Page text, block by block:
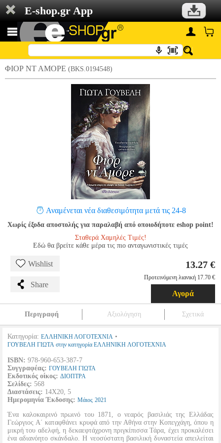
E-shop.gr App
ΦΙΟΡ ΝΤ ΑΜΟΡΕ (BKS.0194548)
Αναμένεται νέα διαθεσιμότητα μετά τις 24-8
Χωρίς έξοδα αποστολής για παραλαβή από οποιοδήποτε eshop point!
Σταθερά Χαμηλές Τιμές!
Εδώ θα βρείτε κάθε μέρα τις πιο ανταγωνιστικές τιμές
Wishlist
Share
13.27 €
Προτεινόμενη λιανική 17.70 €
Αγορά
Περιγραφή Αξιολόγηση Σχετικά
Κατηγορία: ΕΛΛΗΝΙΚΗ ΛΟΓΟΤΕΧΝΙΑ •
ΓΟΥΒΕΛΗ ΓΙΩΤΑ στην κατηγορία ΕΛΛΗΝΙΚΗ ΛΟΓΟΤΕΧΝΙΑ
ISBN: 978-960-653-387-7
Συγγραφέας: ΓΟΥΒΕΛΗ ΓΙΩΤΑ
Εκδοτικός οίκος: ΔΙΟΠΤΡΑ
Σελίδες: 568
Διαστάσεις: 14Χ20, 5
Ημερομηνία Έκδοσης: Μάιος 2021
Ένα καλοκαιρινό πρωινό του 1871, ο νεαρός βασιλιάς της Ελλάδας
Γεώργιος Α΄ καταφθάνει κρυφά από την Αθήνα στην Κοπεγχάγη, όπου η
μικρή του αδελφή, η δεκαεφτάχρονη πριγκίπισσα Τάρα, έχει προκαλέσει
ένα αδιανόητο σκάνδαλο. Η νεοσύστατη βασιλική δυναστεία απειλείται